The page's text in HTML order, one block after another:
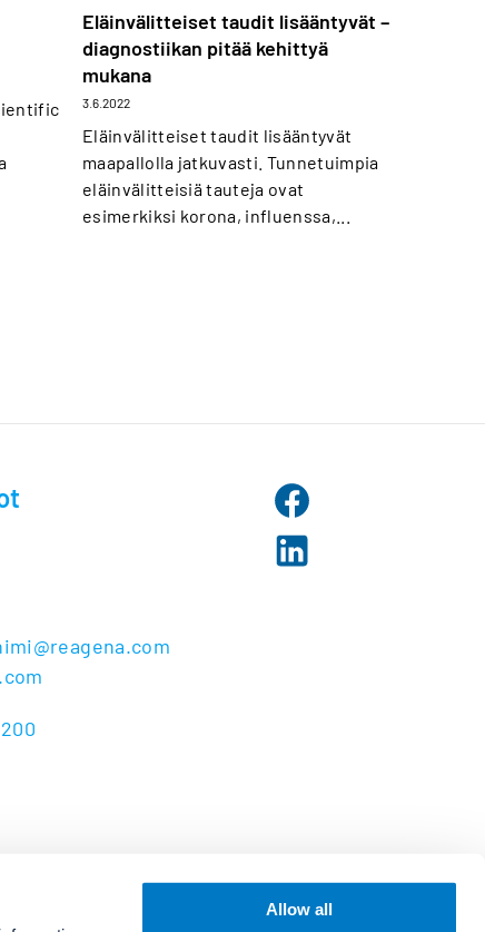
Allow all
Eläinvälitteiset taudit lisääntyvät –
diagnostiikan pitää kehittyä
mukana
3.6.2022
Eläinvälitteiset taudit lisääntyvät
maapallolla jatkuvasti. Tunnetuimpia
eläinvälitteisiä tauteja ovat
esimerkiksi korona, influenssa,...